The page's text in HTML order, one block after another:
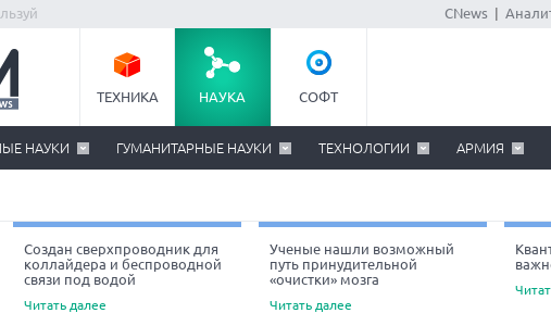
CNews
ТЕХНИКА НАУКА СОФТ
НАУКИ ГУМАНИТАРНЫЕ НАУКИ ТЕХНОЛОГИИ АРМИЯ
Создан сверхпроводник для
коллайдера и беспроводной
связи под водой
Читать далее
Ученые нашли возможный
путь принудительной
«очистки» мозга
Читать далее